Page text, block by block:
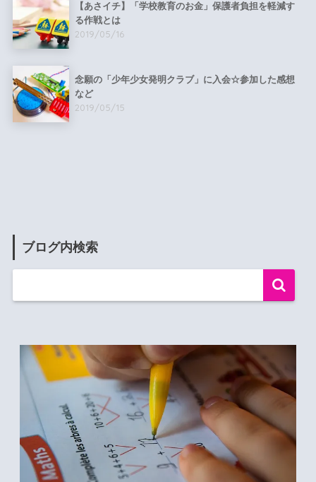
【あさイチ】「学校教育のお金」保護者負担を軽減す
る作戦とは
2019/05/16
念願の「少年少女発明クラブ」に入会☆参加した感想
など
2019/05/15
ブログ内検索